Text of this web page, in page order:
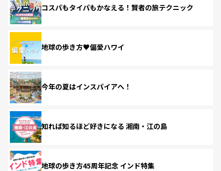
コスパもタイパもかなえる！賢者の旅テクニック
地球の歩き方♥偏愛ハワイ
今年の夏はインスパイアへ！
知れば知るほど好きになる 湘南・江の島
地球の歩き方45周年記念 インド特集